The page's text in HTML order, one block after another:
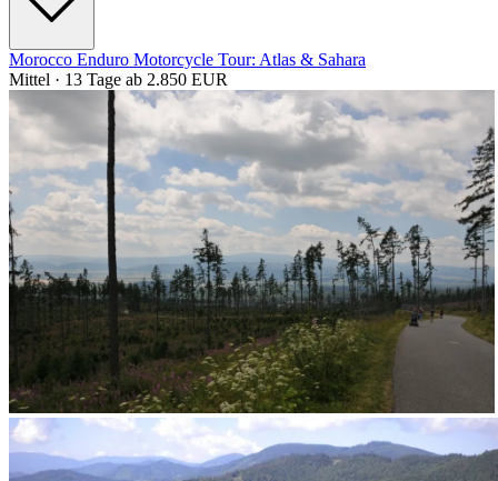
Morocco Enduro Motorcycle Tour: Atlas & Sahara
Mittel · 13 Tage ab 2.850 EUR